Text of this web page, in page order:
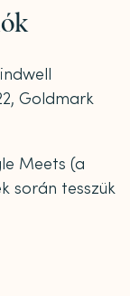
Goldmark
Meets (a
során tesszük